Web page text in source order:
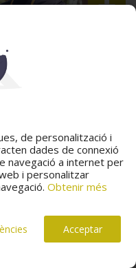
de personalització i
dades de connexió
navegació a internet per
i personalitzar
Obtenir més
Acceptar